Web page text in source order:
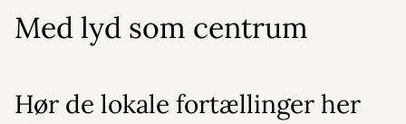
Med lyd som centrum
Hør de lokale fortællinger her